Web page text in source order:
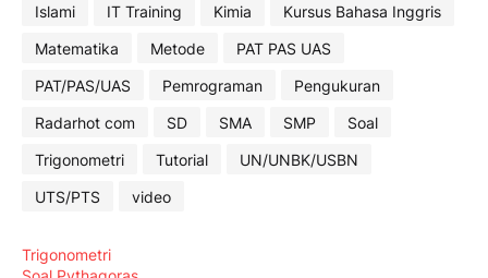
Islami
IT Training Kimia
Kursus Bahasa Inggris
Matematika
Metode
PAT PAS UAS
PAT/PAS/UAS
Pemrograman
Pengukuran
Radarhot com
SD SMA SMP
Soal
Trigonometri
Tutorial
UN/UNBK/USBN
UTS/PTS
video
Trigonometri